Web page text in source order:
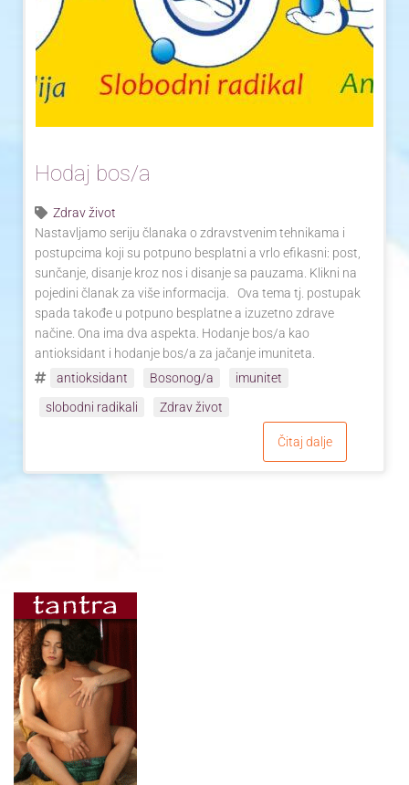
Yoga Travel
Blog
Joga
Hodaj bos/a
Zdrav život
Nastavljamo seriju članaka o zdravstvenim tehnikama i
postupcima koji su potpuno besplatni a vrlo efikasni: post,
sunčanje, disanje kroz nos i disanje sa pauzama. Klikni na
pojedini članak za više informacija. Ova tema tj. postupak
spada takođe u potpuno besplatne a izuzetno zdrave
načine. Ona ima dva aspekta. Hodanje bos/a kao
antioksidant i hodanje bos/a za jačanje imuniteta.
antioksidant
Bosonog/a
imunitet
slobodni radikali
Zdrav život
Čitaj dalje